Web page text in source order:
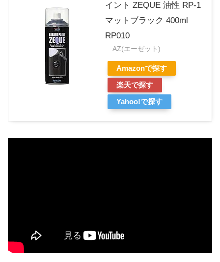
イント ZEQUE 油性 RP-1
マットブラック 400ml
RP010
AZ(エーゼット)
Amazonで探す
楽天で探す
Yahoo!で探す